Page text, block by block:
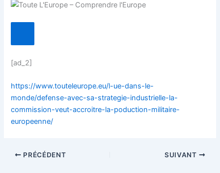
[ad_2]
https://www.touteleurope.eu/l-ue-dans-le-
monde/defense-avec-sa-strategie-industrielle-la-
commission-veut-accroitre-la-poduction-militaire-
europeenne/
PRÉCÉDENT SUIVANT